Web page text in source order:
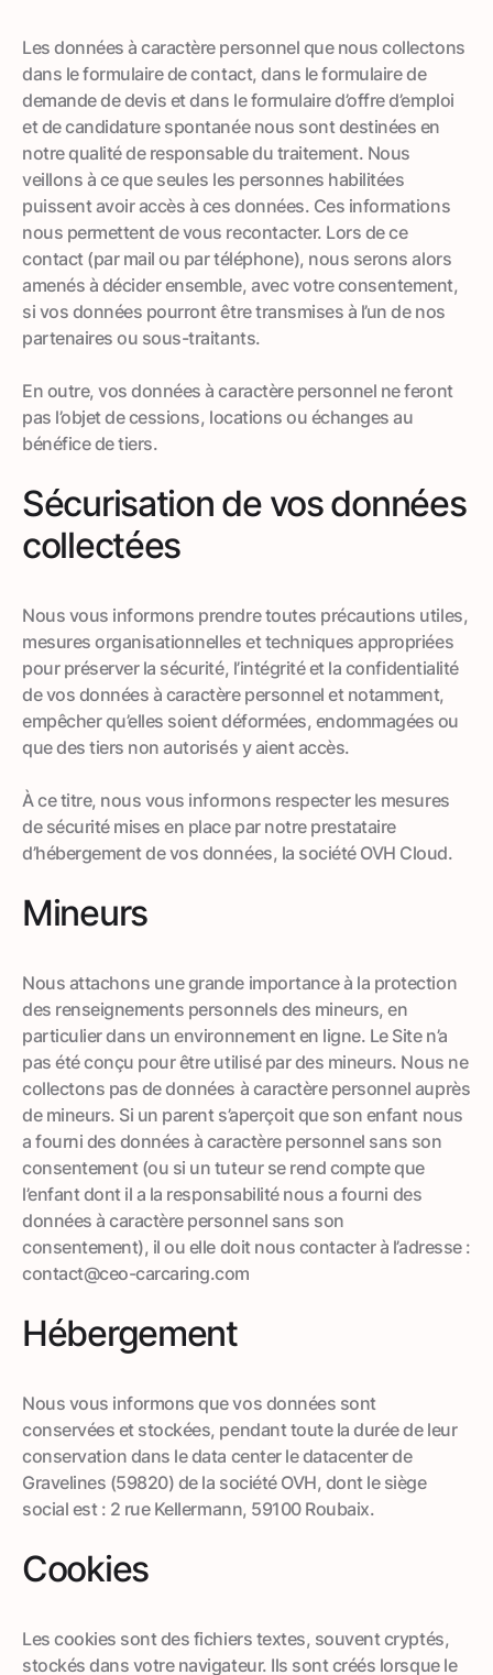
Les données à caractère personnel que nous collectons
dans le formulaire de contact, dans le formulaire de
demande de devis et dans le formulaire d’offre d’emploi
et de candidature spontanée nous sont destinées en
notre qualité de responsable du traitement. Nous
veillons à ce que seules les personnes habilitées
puissent avoir accès à ces données. Ces informations
nous permettent de vous recontacter. Lors de ce
contact (par mail ou par téléphone), nous serons alors
amenés à décider ensemble, avec votre consentement,
si vos données pourront être transmises à l’un de nos
partenaires ou sous-traitants.
En outre, vos données à caractère personnel ne feront
pas l’objet de cessions, locations ou échanges au
bénéfice de tiers.
Sécurisation de vos données
collectées
Nous vous informons prendre toutes précautions utiles,
mesures organisationnelles et techniques appropriées
pour préserver la sécurité, l’intégrité et la confidentialité
de vos données à caractère personnel et notamment,
empêcher qu’elles soient déformées, endommagées ou
que des tiers non autorisés y aient accès.
À ce titre, nous vous informons respecter les mesures
de sécurité mises en place par notre prestataire
d’hébergement de vos données, la société OVH Cloud.
Mineurs
Nous attachons une grande importance à la protection
des renseignements personnels des mineurs, en
particulier dans un environnement en ligne. Le Site n’a
pas été conçu pour être utilisé par des mineurs. Nous ne
collectons pas de données à caractère personnel auprès
de mineurs. Si un parent s’aperçoit que son enfant nous
a fourni des données à caractère personnel sans son
consentement (ou si un tuteur se rend compte que
l’enfant dont il a la responsabilité nous a fourni des
données à caractère personnel sans son
consentement), il ou elle doit nous contacter à l’adresse :
contact@ceo-carcaring.com
Hébergement
Nous vous informons que vos données sont
conservées et stockées, pendant toute la durée de leur
conservation dans le data center le datacenter de
Gravelines (59820) de la société OVH, dont le siège
social est : 2 rue Kellermann, 59100 Roubaix.
Cookies
Les cookies sont des fichiers textes, souvent cryptés,
stockés dans votre navigateur. Ils sont créés lorsque le